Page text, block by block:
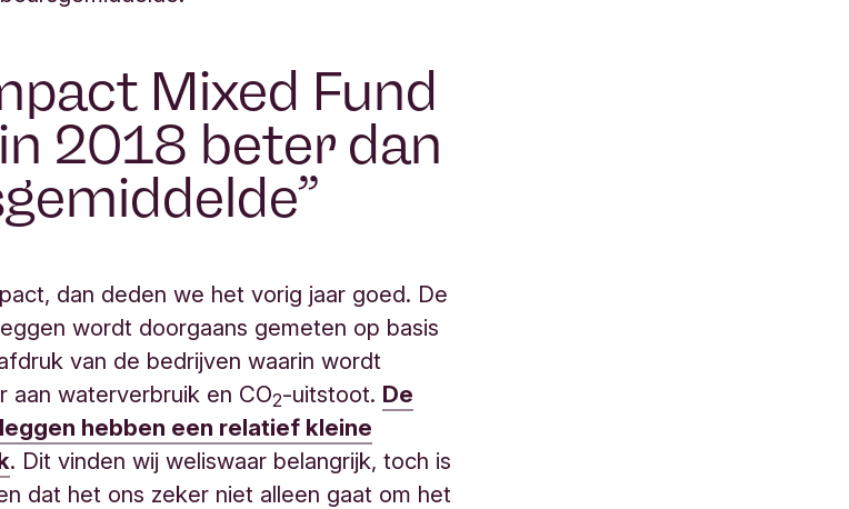
Mixed Fund
2018 beter dan
dan deden we het vorig jaar goed. De
wordt doorgaans gemeten op basis
van de bedrijven waarin wordt
aan waterverbruik en CO2-uitstoot. De
hebben een relatief kleine
. Dit vinden wij weliswaar belangrijk, toch is
dat het ons zeker niet alleen gaat om het